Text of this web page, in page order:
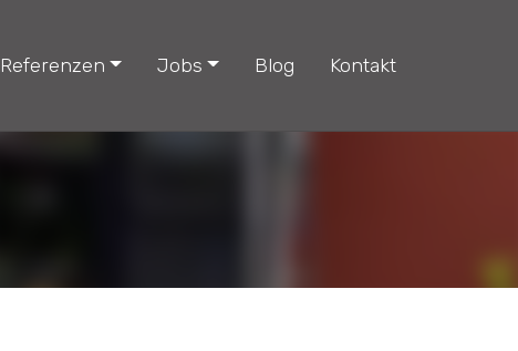
Referenzen Jobs Blog Kontakt